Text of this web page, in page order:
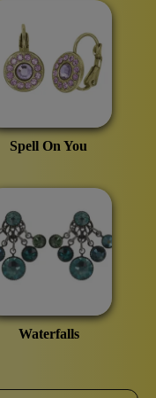
Spell On You
Waterfalls